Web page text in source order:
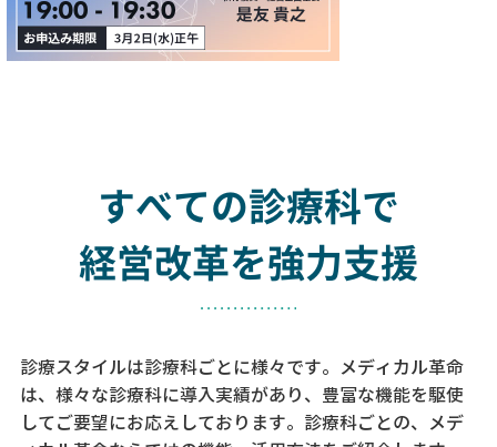
すべての診療科で
経営改革を強力支援
診療スタイルは診療科ごとに様々です。メディカル革命
は、様々な診療科に導入実績があり、 豊富な機能を駆使
してご要望にお応えしております。 診療科ごとの、メデ